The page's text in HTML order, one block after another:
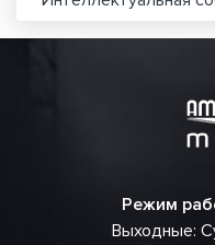
Режим
Выходные: